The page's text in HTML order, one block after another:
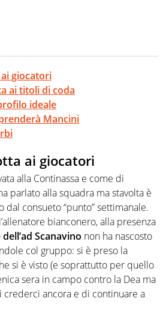
giocatori
ai titoli di coda
ideale
Mancini
ai giocatori
alla Continassa e come di
parlato alla squadra ma stavolta è
dal consueto “punto” settimanale.
bianconero, alla presenza
Scanavino non ha nascosto
col gruppo: si è preso la
si è visto (e soprattutto per quello
sera in campo contro la Dea ma
crederci ancora e di continuare a